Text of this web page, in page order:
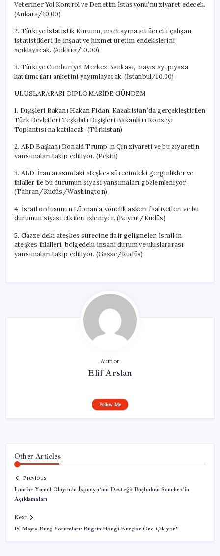
Veteriner Yol Kontrol ve Denetim İstasyonu’nu ziyaret edecek.
(Ankara/10.00)
2. Türkiye İstatistik Kurumu, mart ayına ait ücretli çalışan
istatistikleri ile inşaat ve hizmet üretim endekslerini
açıklayacak. (Ankara/10.00)
3. Türkiye Cumhuriyet Merkez Bankası, mayıs ayı piyasa
katılımcıları anketini yayımlayacak. (İstanbul/10.00)
ULUSLARARASI DİPLOMASİDE GÜNDEM
1. Dışişleri Bakanı Hakan Fidan, Kazakistan’da gerçekleştirilen
Türk Devletleri Teşkilatı Dışişleri Bakanları Konseyi
Toplantısı’na katılacak. (Türkistan)
2. ABD Başkanı Donald Trump’ın Çin ziyareti ve bu ziyaretin
yansımaları takip ediliyor. (Pekin)
3. ABD-İran arasındaki ateşkes sürecindeki gerginlikler ve
ihlaller ile bu durumun siyasi yansımaları gözlemleniyor.
(Tahran/Kudüs/Washington)
4. İsrail ordusunun Lübnan’a yönelik askeri faaliyetleri ve bu
durumun siyasi etkileri izleniyor. (Beyrut/Kudüs)
5. Gazze’deki ateşkes sürecine dair gelişmeler, İsrail’in
ateşkes ihlalleri, bölgedeki insani durum ve uluslararası
yansımaları takip ediliyor. (Gazze/Kudüs)
Author
Elif Arslan
Follow Me
Other Articles
Previous
Lamine Yamal Olayında İspanya’nın Desteği: Başbakan Sanchez’in
Açıklamaları
Next
15 Mayıs Burç Yorumları: Bugün Hangi Burçlar Öne Çıkıyor?